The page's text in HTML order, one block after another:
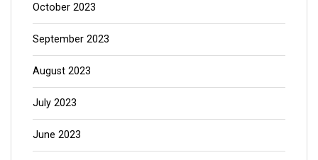
October 2023
September 2023
August 2023
July 2023
June 2023